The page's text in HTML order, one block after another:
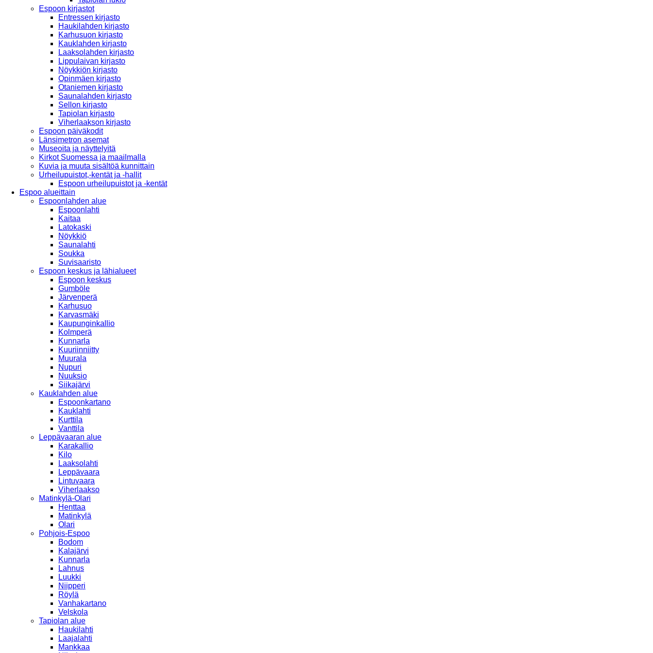
Espoon kirjastot
Entressen kirjasto
Haukilahden kirjasto
Karhusuon kirjasto
Kauklahden kirjasto
Laaksolahden kirjasto
Lippulaivan kirjasto
Nöykkiön kirjasto
Opinmäen kirjasto
Otaniemen kirjasto
Saunalahden kirjasto
Sellon kirjasto
Tapiolan kirjasto
Viherlaakson kirjasto
Espoon päiväkodit
Länsimetron asemat
Museoita ja näyttelyitä
Kirkot Suomessa ja maailmalla
Kuvia ja muuta sisältöä kunnittain
Urheilupuistot,-kentät ja -hallit
Espoon urheilupuistot ja -kentät
Espoo alueittain
Espoonlahden alue
Espoonlahti
Kaitaa
Latokaski
Nöykkiö
Saunalahti
Soukka
Suvisaaristo
Espoon keskus ja lähialueet
Espoon keskus
Gumböle
Järvenperä
Karhusuo
Karvasmäki
Kaupunginkallio
Kolmperä
Kunnarla
Kuuriinniitty
Muurala
Nupuri
Nuuksio
Siikajärvi
Kauklahden alue
Espoonkartano
Kauklahti
Kurttila
Vanttila
Leppävaaran alue
Karakallio
Kilo
Laaksolahti
Leppävaara
Lintuvaara
Viherlaakso
Matinkylä-Olari
Henttaa
Matinkylä
Olari
Pohjois-Espoo
Bodom
Kalajärvi
Kunnarla
Lahnus
Luukki
Niipperi
Röylä
Vanhakartano
Velskola
Tapiolan alue
Haukilahti
Laajalahti
Mankkaa